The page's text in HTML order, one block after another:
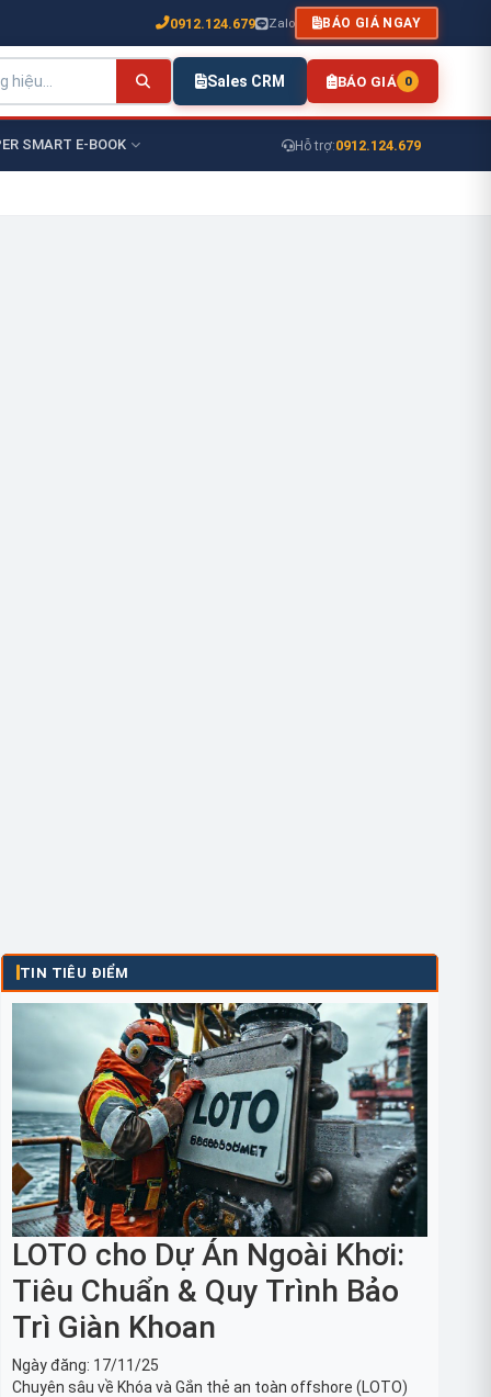
0912.124.679 Zalo BÁO GIÁ NGAY
Sales CRM BÁO GIÁ 0
SMART E-BOOK Hỗ trợ:0912.124.679
TIN TIÊU ĐIỂM
LOTO cho Dự Án Ngoài Khơi:
Tiêu Chuẩn & Quy Trình Bảo
Trì Giàn Khoan
Ngày đăng: 17/11/25
Chuyên sâu về Khóa và Gắn thẻ an toàn offshore (LOTO)